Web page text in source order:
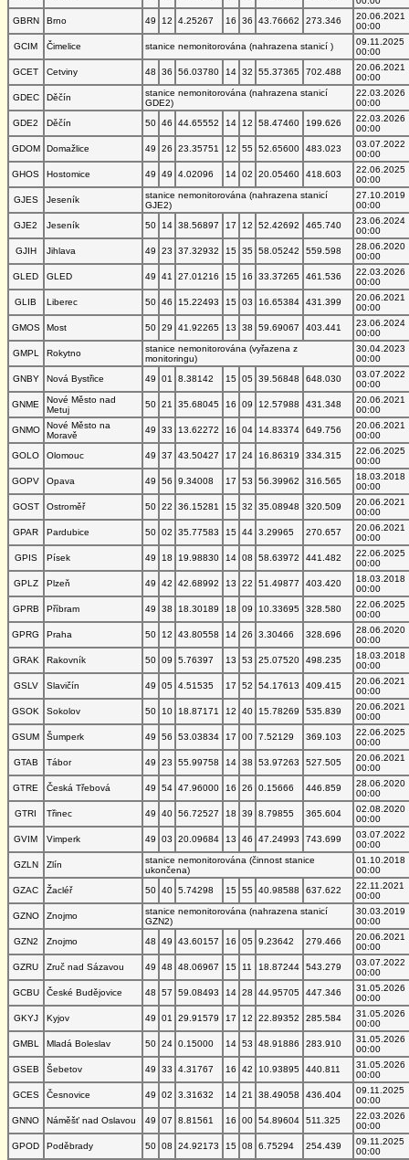
GBRN
Brno 49 12 4.25267 16 36 43.76662 273.346
20.06.2021
00:00
GCIM
Čimelice stanice nemonitorována (nahrazena stanicí )
09.11.2025
00:00
GCET
Cetviny 48 36 56.03780 14 32 55.37365 702.488
20.06.2021
00:00
GDEC
Děčín
stanice nemonitorována (nahrazena stanicí
GDE2)
22.03.2026
00:00
GDE2
Děčín 50 46 44.65552 14 12 58.47460 199.626
22.03.2026
00:00
GDOM
Domažlice 49 26 23.35751 12 55 52.65600 483.023
03.07.2022
00:00
GHOS
Hostomice 49 49 4.02096 14 02 20.05460 418.603
22.06.2025
00:00
GJES
Jeseník
stanice nemonitorována (nahrazena stanicí
GJE2)
27.10.2019
00:00
GJE2
Jeseník 50 14 38.56897 17 12 52.42692 465.740
23.06.2024
00:00
GJIH
Jihlava 49 23 37.32932 15 35 58.05242 559.598
28.06.2020
00:00
GLED
GLED 49 41 27.01216 15 16 33.37265 461.536
22.03.2026
00:00
GLIB
Liberec 50 46 15.22493 15 03 16.65384 431.399
20.06.2021
00:00
GMOS
Most 50 29 41.92265 13 38 59.69067 403.441
23.06.2024
00:00
GMPL
Rokytno
stanice nemonitorována (vyřazena z
monitoringu)
30.04.2023
00:00
GNBY
Nová Bystřice 49 01 8.38142 15 05 39.56848 648.030
03.07.2022
00:00
GNME
Nové Město nad
Metuj
50 21 35.68045 16 09 12.57988 431.348
20.06.2021
00:00
GNMO
Nové Město na
Moravě
49 33 13.62272 16 04 14.83374 649.756
20.06.2021
00:00
GOLO
Olomouc 49 37 43.50427 17 24 16.86319 334.315
22.06.2025
00:00
GOPV
Opava 49 56 9.34008 17 53 56.39962 316.565
18.03.2018
00:00
GOST
Ostroměř 50 22 36.15281 15 32 35.08948 320.509
20.06.2021
00:00
GPAR
Pardubice 50 02 35.77583 15 44 3.29965 270.657
20.06.2021
00:00
GPIS
Písek 49 18 19.98830 14 08 58.63972 441.482
22.06.2025
00:00
GPLZ
Plzeň 49 42 42.68992 13 22 51.49877 403.420
18.03.2018
00:00
GPRB
Příbram 49 38 18.30189 18 09 10.33695 328.580
22.06.2025
00:00
GPRG
Praha 50 12 43.80558 14 26 3.30466 328.696
28.06.2020
00:00
GRAK
Rakovník 50 09 5.76397 13 53 25.07520 498.235
18.03.2018
00:00
GSLV
Slavičín 49 05 4.51535 17 52 54.17613 409.415
20.06.2021
00:00
GSOK
Sokolov 50 10 18.87171 12 40 15.78269 535.839
20.06.2021
00:00
GSUM
Šumperk 49 56 53.03834 17 00 7.52129 369.103
22.06.2025
00:00
GTAB
Tábor 49 23 55.99758 14 38 53.97263 527.505
20.06.2021
00:00
GTRE
Česká Třebová 49 54 47.96000 16 26 0.15666 446.859
28.06.2020
00:00
GTRI
Třinec 49 40 56.72527 18 39 8.79855 365.604
02.08.2020
00:00
GVIM
Vimperk 49 03 20.09684 13 46 47.24993 743.699
03.07.2022
00:00
GZLN
Zlín
stanice nemonitorována (činnost stanice
ukončena)
01.10.2018
00:00
GZAC
Žacléř 50 40 5.74298 15 55 40.98588 637.622
22.11.2021
00:00
GZNO
Znojmo
stanice nemonitorována (nahrazena stanicí
GZN2)
30.03.2019
00:00
GZN2
Znojmo 48 49 43.60157 16 05 9.23642 279.466
20.06.2021
00:00
GZRU
Zruč nad Sázavou 49 48 48.06967 15 11 18.87244 543.279
03.07.2022
00:00
GCBU
České Budějovice 48 57 59.08493 14 28 44.95705 447.346
31.05.2026
00:00
GKYJ
Kyjov 49 01 29.91579 17 12 22.89352 285.584
31.05.2026
00:00
GMBL
Mladá Boleslav 50 24 0.15000 14 53 48.91886 283.910
31.05.2026
00:00
GSEB
Šebetov 49 33 4.31767 16 42 10.93895 440.811
31.05.2026
00:00
GCES
Česnovice 49 02 3.31632 14 21 38.49058 436.404
09.11.2025
00:00
GNNO
Náměšť nad Oslavou 49 07 8.81561 16 00 54.89604 511.325
22.03.2026
00:00
GPOD
Poděbrady 50 08 24.92173 15 08 6.75294 254.439
09.11.2025
00:00